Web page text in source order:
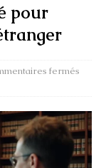
pour
fermés